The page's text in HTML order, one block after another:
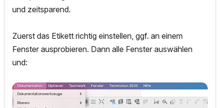
und zeitsparend.
Zuerst das Etikett richtig einstellen, ggf. an einem
Fenster ausprobieren. Dann alle Fenster auswählen
und: